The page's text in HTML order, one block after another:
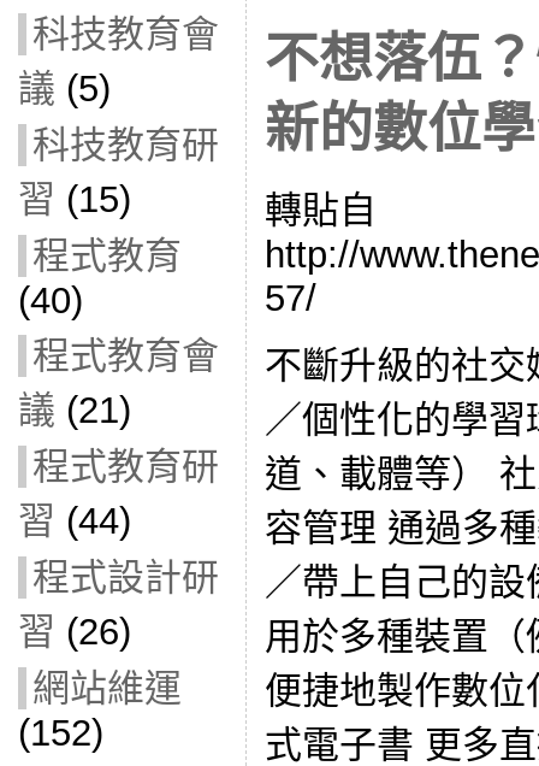
科技教育會
議 (5)
科技教育研
習 (15)
程式教育
(40)
程式教育會
議 (21)
程式教育研
習 (44)
程式設計研
習 (26)
網站維運
(152)
不想落伍
新的數位
轉貼自
http://
57/
不斷升級的社
／個性化的學
道、載體等）
容管理 通過多
／帶上自己的
用於多種裝置
便捷地製作數
式電子書 更多